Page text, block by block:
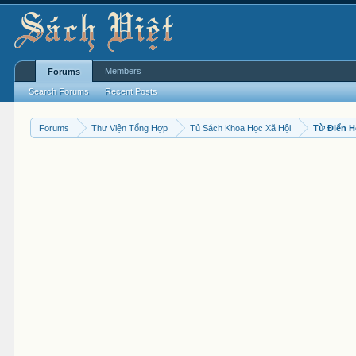
Forums Thư Viện Tổng Hợp Tủ Sách Khoa Học Xã Hội Từ Điển
Forums
Search Forums Recent Posts
Members